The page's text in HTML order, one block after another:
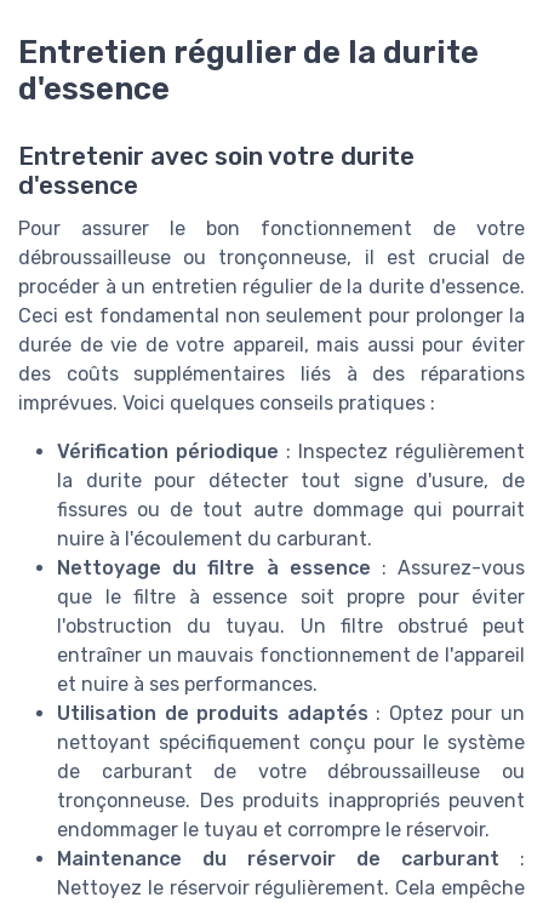
Entretien régulier de la durite
d'essence
Entretenir avec soin votre durite
d'essence
Pour assurer le bon fonctionnement de votre
débroussailleuse ou tronçonneuse, il est crucial de
procéder à un entretien régulier de la durite d'essence.
Ceci est fondamental non seulement pour prolonger la
durée de vie de votre appareil, mais aussi pour éviter
des coûts supplémentaires liés à des réparations
imprévues. Voici quelques conseils pratiques :
Vérification périodique : Inspectez régulièrement
la durite pour détecter tout signe d'usure, de
fissures ou de tout autre dommage qui pourrait
nuire à l'écoulement du carburant.
Nettoyage du filtre à essence : Assurez-vous
que le filtre à essence soit propre pour éviter
l'obstruction du tuyau. Un filtre obstrué peut
entraîner un mauvais fonctionnement de l'appareil
et nuire à ses performances.
Utilisation de produits adaptés : Optez pour un
nettoyant spécifiquement conçu pour le système
de carburant de votre débroussailleuse ou
tronçonneuse. Des produits inappropriés peuvent
endommager le tuyau et corrompre le réservoir.
Maintenance du réservoir de carburant :
Nettoyez le réservoir régulièrement. Cela empêche